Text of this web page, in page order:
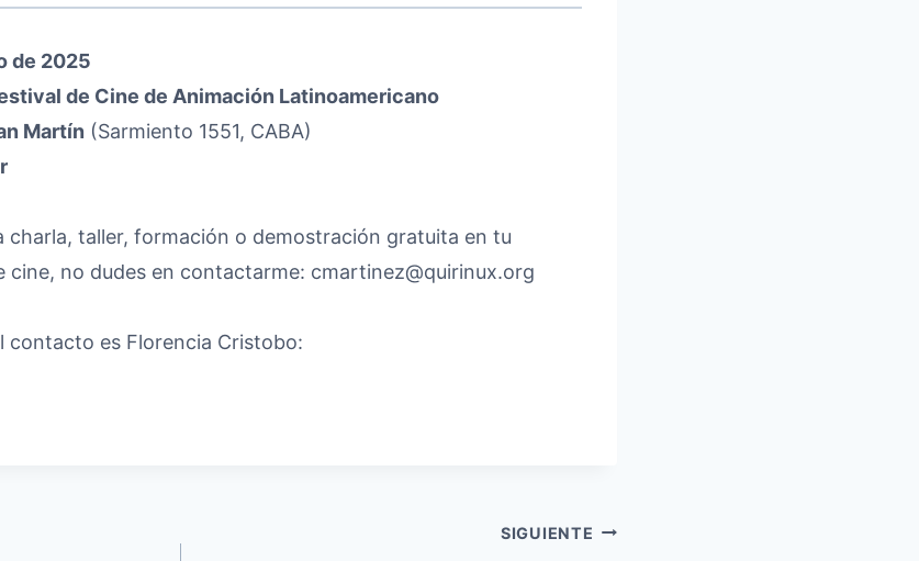
de 2025
de Cine de Animación Latinoamericano
Martín (Sarmiento 1551, CABA)
charla, taller, formación o demostración gratuita en tu
cine, no dudes en contactarme: cmartinez@quirinux.org
contacto es Florencia Cristobo:
SIGUIENTE